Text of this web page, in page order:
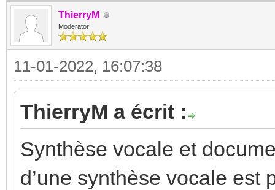
ThierryM
Moderator
11-01-2022, 16:07:38
ThierryM a écrit :
Synthèse vocale et
d’une synthèse vocale est